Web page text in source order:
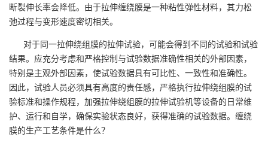
断裂伸长率会降低。由于拉伸缠绕膜是一种粘性弹性材料，其力松
弛过程与变形速度密切相关。
对于同一拉伸绕组膜的拉伸试验，可能会得到不同的试验和试验
结果。应充分考虑和严格控制与试验数据准确性相关的外部因素，
特别是主观外部因素，使试验数据具有可比性、一致性和准确性。
因此，试验人员必须具有高度的责任感，严格执行拉伸绕组膜的试
验标准和操作规程，加强拉伸绕组膜的拉伸试验机等设备的日常维
护、运行和自学，确保实验状态良好，获得准确的试验数据。缠绕
膜的生产工艺条件是什么？